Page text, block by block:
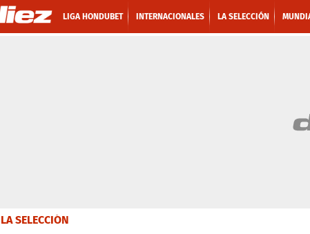
LIGA HONDUBET INTERNACIONALES LA SELECCIÓN
LA SELECCIÓN